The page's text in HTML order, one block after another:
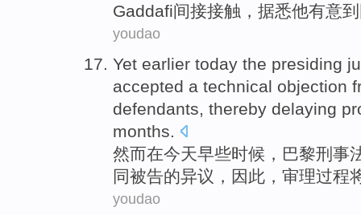
Gaddafi间接接触 ，据悉他有意到
youdao
Yet earlier today the presiding
accepted a technical objection
defendants, thereby delaying
months.
然而在今天早些时候 ， 巴黎刑事
同被告的异议 ， 因此 ， 审理过程
youdao